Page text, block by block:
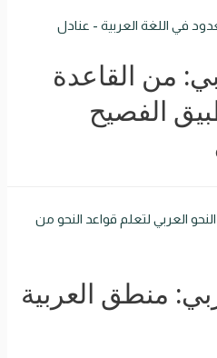
من القاعدة
الفصيح
منطق العربية